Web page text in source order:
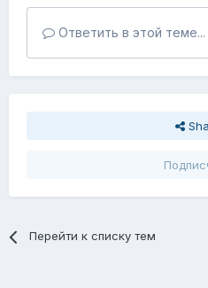
Ответить в этой теме...
Перейти к списку тем